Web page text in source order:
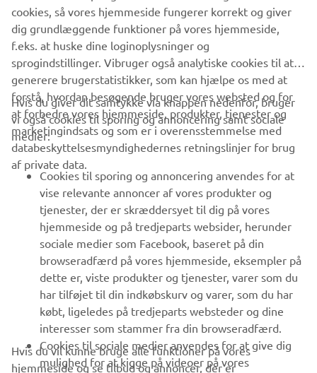
Check 2020 Supersport models »
VIRKSOMHED
B2B
MERE YAMAHA
SUPPORT
NYHEDSBREV
Vær den første til at få besked om de seneste tilbud, særlige
arrangementer, nye udgivelser og meget mere.
cookies, så vores hjemmeside fungerer korrekt og giver
dig grundlæggende funktioner på vores hjemmeside,
f.eks. at huske dine loginoplysninger og
sprogindstillinger. Vibruger også analytiske cookies til at
generere brugerstatistikker, som kan hjælpe os med at
forstå, hvordan besøgende bruger vores websted og for
at forbedre vores hjemmeside, produkter, tjenester og
marketingindsats og som er i overensstemmelse med
databeskyttelsesmyndighedernes retningslinjer for brug
af private data.
Hvis du giver dit samtykke via knappen nedenfor, bruger
vi også cookies til sporing og annoncering samt sociale
medier:
Cookies til sporing og annoncering anvendes for at
vise relevante annoncer af vores produkter og
tjenester, der er skræddersyet til dig på vores
hjemmeside og på tredjeparts websider, herunder
sociale medier som Facebook, baseret på din
browseradfærd på vores hjemmeside, eksempler på
dette er, viste produkter og tjenester, varer som du
har tilføjet til din indkøbskurv og varer, som du har
købt, ligeledes på tredjeparts websteder og dine
interesser som stammer fra din browseradfærd.
Cookies til sociale medier anvendes for at give dig
mulighed for at kigge på videoer på vores
Hvis du vil kunne bruge alle funktioner på vores
hjemmeside og se tilbud og annoncer, der er